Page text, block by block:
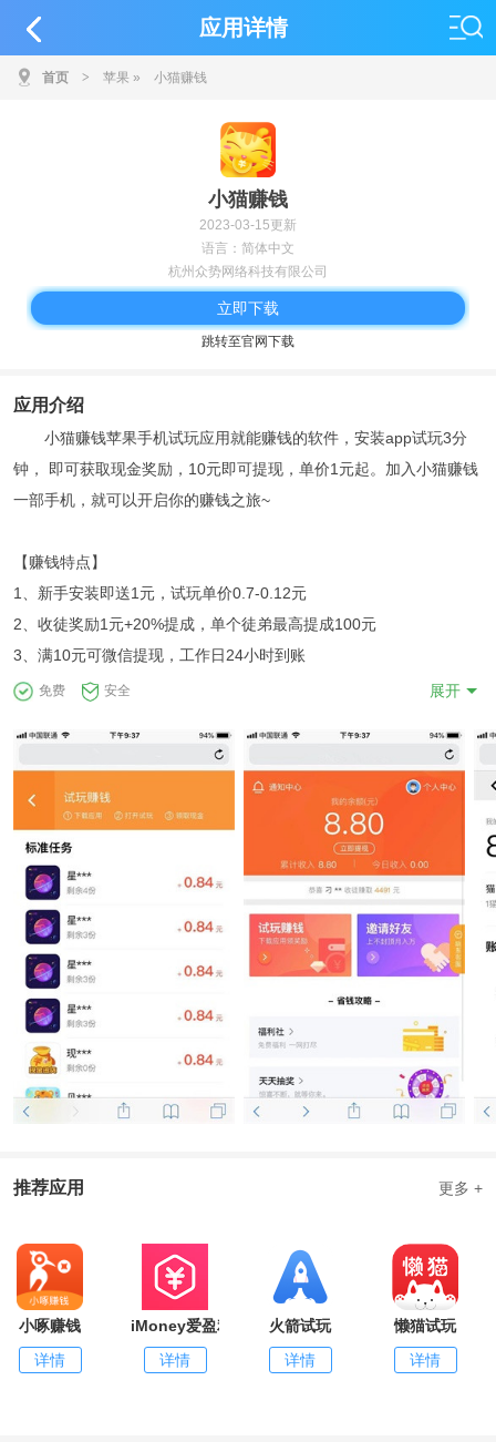
应用详情
首页 > 苹果 » 小猫赚钱
小猫赚钱
2023-03-15更新
语言：简体中文
杭州众势网络科技有限公司
立即下载
跳转至官网下载
应用介绍
小猫赚钱苹果手机试玩应用就能赚钱的软件，安装app试玩3分
钟， 即可获取现金奖励，10元即可提现，单价1元起。加入小猫赚钱
一部手机，就可以开启你的赚钱之旅~
【赚钱特点】
1、新手安装即送1元，试玩单价0.7-0.12元
2、收徒奖励1元+20%提成，单个徒弟最高提成100元
3、满10元可微信提现，工作日24小时到账
免费 安全 展开
推荐应用 更多 +
小啄赚钱
详情
iMoney爱盈利
详情
火箭试玩
详情
懒猫试玩
详情